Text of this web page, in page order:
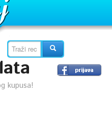
kupusa!